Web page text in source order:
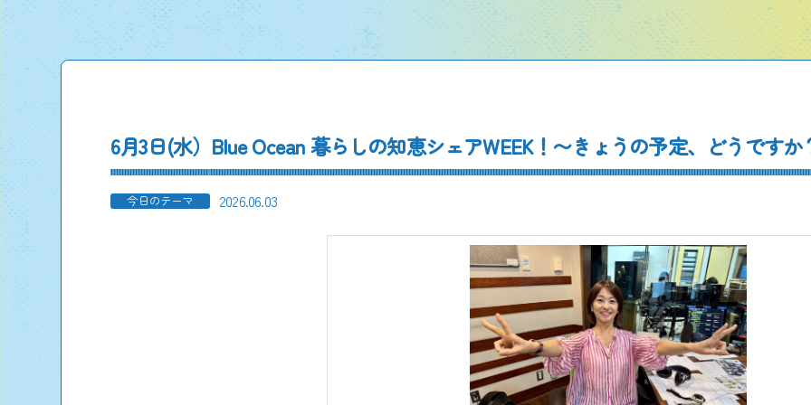
6月3日(水）Blue Ocean 暮らしの知恵シェアWEEK！〜きょうの予定、どうですか
今日のテーマ 2026.06.03